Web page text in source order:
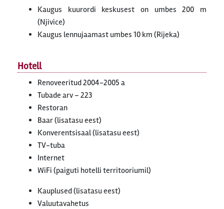
Kaugus kuurordi keskusest on umbes 200 m
(Njivice)
Kaugus lennujaamast umbes 10 km (Rijeka)
Hotell
Renoveeritud 2004-2005 a
Tubade arv – 223
Restoran
Baar (lisatasu eest)
Konverentsisaal (lisatasu eest)
TV-tuba
Internet
WiFi (paiguti hotelli territooriumil)
Kauplused (lisatasu eest)
Valuutavahetus